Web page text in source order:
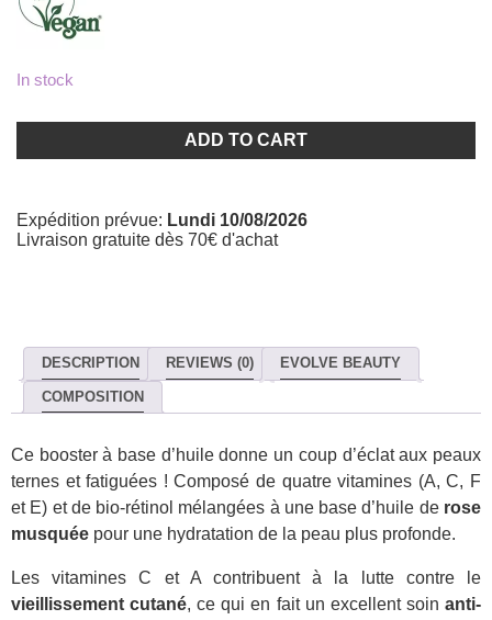
In stock
Booster
–
EVOLVE
ADD TO CART
Expédition prévue: Lundi 10/08/2026
Livraison gratuite dès 70€ d'achat
DESCRIPTION REVIEWS (0) EVOLVE BEAUTY
COMPOSITION
Ce booster à base d’huile donne un coup d’éclat aux peaux
ternes et fatiguées ! Composé de quatre vitamines (A, C, F
et E) et de bio-rétinol mélangées à une base d’huile de rose
musquée pour une hydratation de la peau plus profonde.
Les vitamines C et A contribuent à la lutte contre le
vieillissement cutané, ce qui en fait un excellent soinanti-